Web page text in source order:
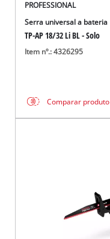
PROFESSIONAL
Serra universal a bateria
TP-AP 18/32 Li BL - Solo
Item nº.: 4326295
Comparar produto